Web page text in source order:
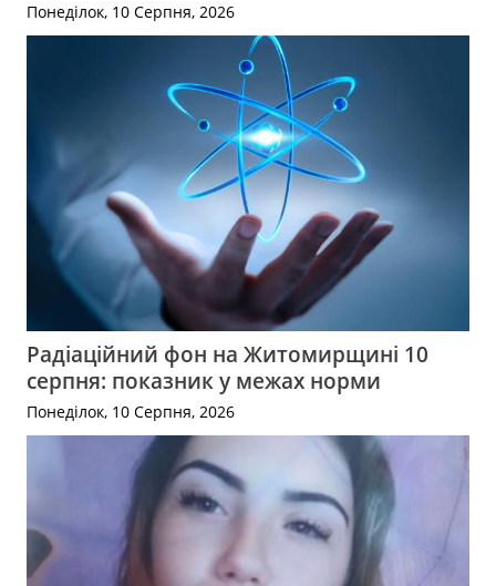
Понеділок, 10 Серпня, 2026
Радіаційний фон на Житомирщині 10
серпня: показник у межах норми
Понеділок, 10 Серпня, 2026